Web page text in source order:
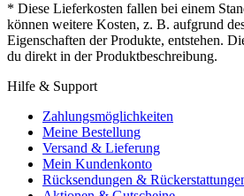
* Diese Lieferkosten fallen bei einem
können weitere Kosten, z. B. aufgrund
Eigenschaften der Produkte, entstehen.
du direkt in der Produktbeschreibung.
Hilfe & Support
Zahlungsmöglichkeiten
Meine Bestellung
Versand & Lieferung
Mein Kundenkonto
Rücksendungen &